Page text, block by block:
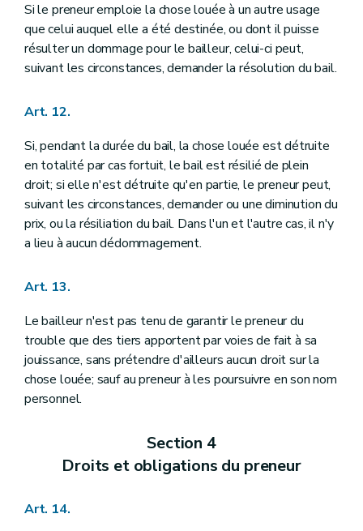
Si le preneur emploie la chose louée à un autre usage
que celui auquel elle a été destinée, ou dont il puisse
résulter un dommage pour le bailleur, celui-ci peut,
suivant les circonstances, demander la résolution du bail.
Art. 12.
Si, pendant la durée du bail, la chose louée est détruite
en totalité par cas fortuit, le bail est résilié de plein
droit; si elle n'est détruite qu'en partie, le preneur peut,
suivant les circonstances, demander ou une diminution du
prix, ou la résiliation du bail. Dans l'un et l'autre cas, il n'y
a lieu à aucun dédommagement.
Art. 13.
Le bailleur n'est pas tenu de garantir le preneur du
trouble que des tiers apportent par voies de fait à sa
jouissance, sans prétendre d'ailleurs aucun droit sur la
chose louée; sauf au preneur à les poursuivre en son nom
personnel.
Section 4
Droits et obligations du preneur
Art. 14.